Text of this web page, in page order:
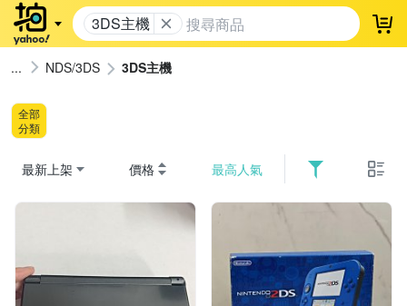
3DS主機 登
NDS/3DS 3DS主機
全部
分類
最新上架 價格 最高人氣